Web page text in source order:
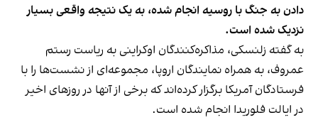
دادن به جنگ با روسیه انجام شده، به یک نتیجه واقعی بسیار
نزدیک شده است.
به گفته زلنسکی، مذاکره‌کنندگان اوکراینی به ریاست رستم
عمروف، به همراه نمایندگان اروپا، مجموعه‌ای از نشست‌ها را با
فرستادگان آمریکا برگزار کرده‌اند که برخی از آنها در روزهای اخیر
در ایالت فلوریدا انجام شده است.